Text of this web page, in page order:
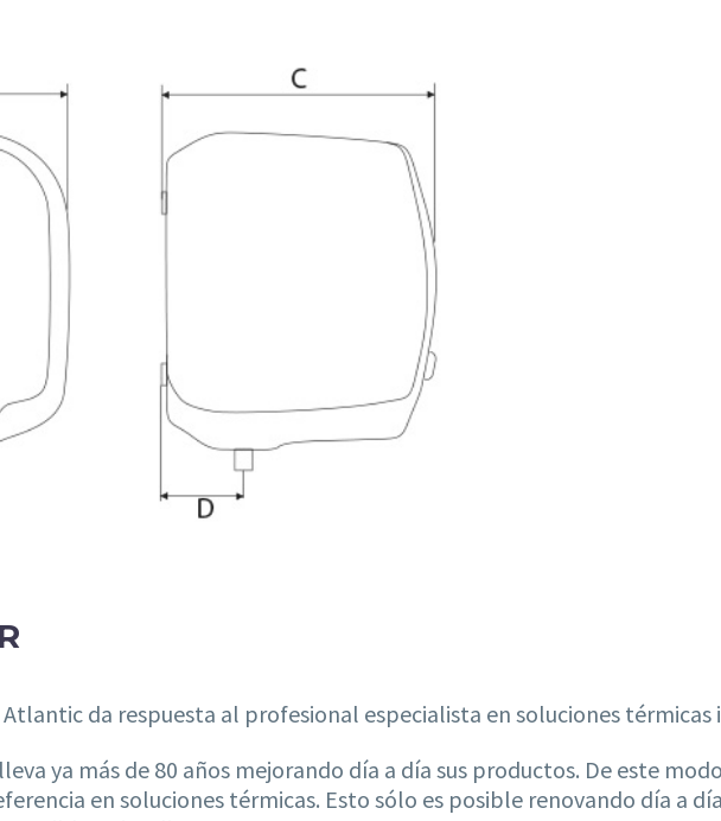
da respuesta al profesional especialista en soluciones térmicas
ya más de 80 años mejorando día a día sus productos. De este
en soluciones térmicas. Esto sólo es posible renovando día a